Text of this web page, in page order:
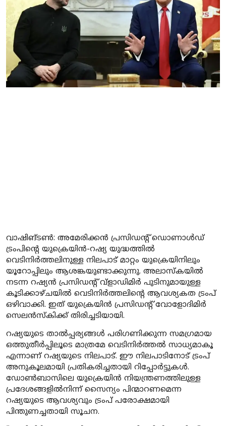
Gulf News
Sports
World
Health
വാഷിങ്ടൺ: അമേരിക്കൻ പ്രസിഡന്റ് ഡൊണാൾഡ്
ട്രംപിന്റെ യുക്രെയിൻ-റഷ്യ യുദ്ധത്തിൽ
വെടിനിർത്തലിനുള്ള നിലപാട് മാറ്റം യുക്രെയിനിലും
യൂറോപ്പിലും ആശങ്കയുണ്ടാക്കുന്നു. അലാസ്കയിൽ
നടന്ന റഷ്യൻ പ്രസിഡന്റ് വ്‌ളാഡിമിർ പുടിനുമായുള്ള
കൂടിക്കാഴ്ചയിൽ വെടിനിർത്തലിന്റെ ആവശ്യകത ട്രംപ്
ഒഴിവാക്കി. ഇത് യുക്രെയിൻ പ്രസിഡന്റ് വോളോദിമിർ
സെലൻസ്കിക്ക് തിരിച്ചടിയായി.
റഷ്യയുടെ താൽപ്പര്യങ്ങൾ പരിഗണിക്കുന്ന സമഗ്രമായ
ഒത്തുതീർപ്പിലൂടെ മാത്രമേ വെടിനിർത്തൽ സാധ്യമാകൂ
എന്നാണ് റഷ്യയുടെ നിലപാട്. ഈ നിലപാടിനോട് ട്രംപ്
അനുകൂലമായി പ്രതികരിച്ചതായി റിപ്പോർട്ടുകൾ.
ഡോൺബാസിലെ യുക്രെയിൻ നിയന്ത്രണത്തിലുള്ള
പ്രദേശങ്ങളിൽനിന്ന് സൈന്യം പിന്മാറണമെന്ന
റഷ്യയുടെ ആവശ്യവും ട്രംപ് പരോക്ഷമായി
പിന്തുണച്ചതായി സൂചന.